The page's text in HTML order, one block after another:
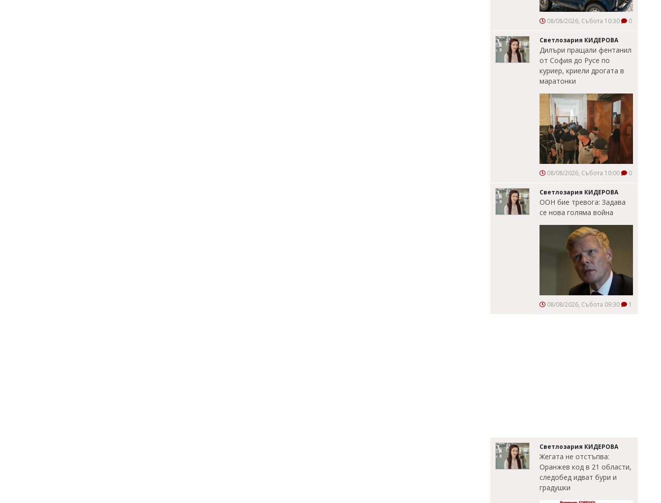
08/08/2026, Събота 10:30 0
Светлозария КИДЕРОВА
Дилъри пращали фентанил
от София до Русе по
куриер, криели дрогата в
маратонки
08/08/2026, Събота 10:00 0
Светлозария КИДЕРОВА
ООН бие тревога: Задава
се нова голяма война
08/08/2026, Събота 09:30 1
Светлозария КИДЕРОВА
Жегата не отстъпва:
Оранжев код в 21 области,
следобед идват бури и
градушки